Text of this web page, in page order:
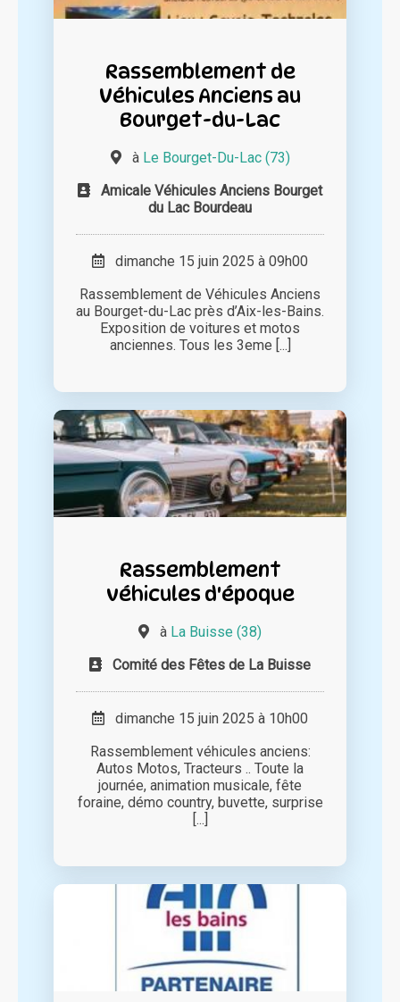
Rassemblement de
Véhicules Anciens au
Bourget-du-Lac
à Le Bourget-Du-Lac (73)
Amicale Véhicules Anciens Bourget
du Lac Bourdeau
dimanche 15 juin 2025 à 09h00
Rassemblement de Véhicules Anciens
au Bourget-du-Lac près d’Aix-les-Bains.
Exposition de voitures et motos
anciennes. Tous les 3eme [...]
Rassemblement
véhicules d'époque
à La Buisse (38)
Comité des Fêtes de La Buisse
dimanche 15 juin 2025 à 10h00
Rassemblement véhicules anciens:
Autos Motos, Tracteurs .. Toute la
journée, animation musicale, fête
foraine, démo country, buvette, surprise
[...]